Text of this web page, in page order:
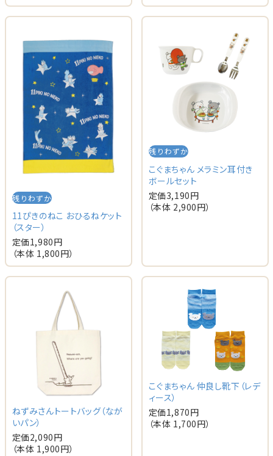
残りわずか
11ぴきのねこ おひるねケット
（スター）
定価1,980円
（本体 1,800円）
残りわずか
こぐまちゃん メラミン耳付き
ボールセット
定価3,190円
（本体 2,900円）
ねずみさんトートバッグ（なが
いパン）
定価2,090円
（本体 1,900円）
こぐまちゃん 仲良し靴下（レデ
ィース）
定価1,870円
（本体 1,700円）